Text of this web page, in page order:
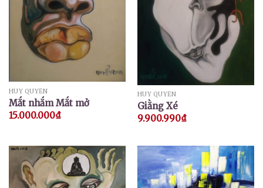
HUY QUYỂN
Mắt nhắm Mắt mở
15.000.000₫
HUY QUYỂN
Giằng Xé
9.900.990₫